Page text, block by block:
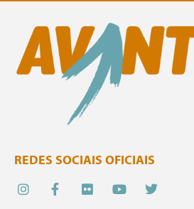
REDES SOCIAIS OFICIAIS